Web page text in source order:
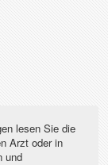
lesen Sie die
Arzt oder in
und